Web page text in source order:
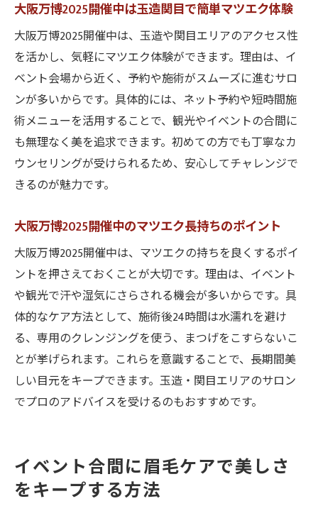
大阪万博2025開催中は玉造関目で簡単マツエク体験
大阪万博2025開催中は、玉造や関目エリアのアクセス性
を活かし、気軽にマツエク体験ができます。理由は、イ
ベント会場から近く、予約や施術がスムーズに進むサロ
ンが多いからです。具体的には、ネット予約や短時間施
術メニューを活用することで、観光やイベントの合間に
も無理なく美を追求できます。初めての方でも丁寧なカ
ウンセリングが受けられるため、安心してチャレンジで
きるのが魅力です。
大阪万博2025開催中のマツエク長持ちのポイント
大阪万博2025開催中は、マツエクの持ちを良くするポイ
ントを押さえておくことが大切です。理由は、イベント
や観光で汗や湿気にさらされる機会が多いからです。具
体的なケア方法として、施術後24時間は水濡れを避け
る、専用のクレンジングを使う、まつげをこすらないこ
とが挙げられます。これらを意識することで、長期間美
しい目元をキープできます。玉造・関目エリアのサロン
でプロのアドバイスを受けるのもおすすめです。
イベント合間に眉毛ケアで美しさ
をキープする方法